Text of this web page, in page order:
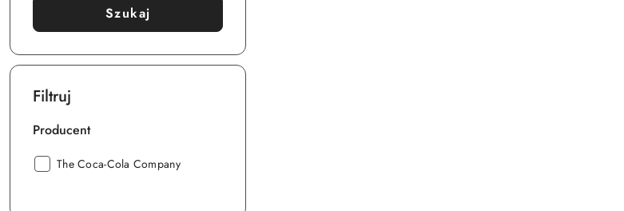
Szukaj
Filtruj
Producent
Producent:
The Coca-Cola Company